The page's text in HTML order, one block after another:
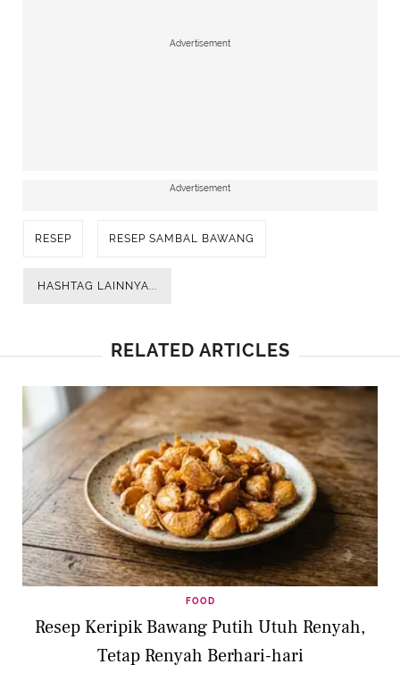
Advertisement
Advertisement
RESEP RESEP SAMBAL BAWANG
HASHTAG LAINNYA...
RELATED ARTICLES
FOOD
Resep Keripik Bawang Putih Utuh Renyah,
Tetap Renyah Berhari-hari